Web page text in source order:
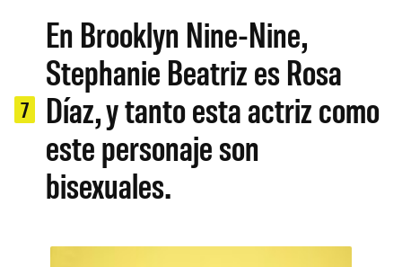
7
En Brooklyn Nine-Nine,
Stephanie Beatriz es Rosa
Díaz, y tanto esta actriz como
este personaje son
bisexuales.